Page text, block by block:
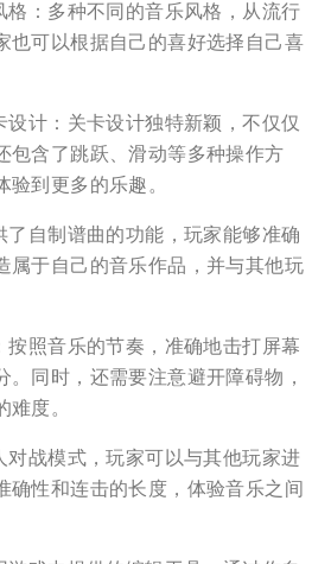
：多种不同的音乐风格，从流行
也可以根据自己的喜好选择自己喜
计：关卡设计独特新颖，不仅仅
包含了跳跃、滑动等多种操作方
到更多的乐趣。
自制谱曲的功能，玩家能够准确
属于自己的音乐作品，并与其他玩
照音乐的节奏，准确地击打屏幕
。同时，还需要注意避开障碍物，
度。
战模式，玩家可以与其他玩家进
确性和连击的长度，体验音乐之间